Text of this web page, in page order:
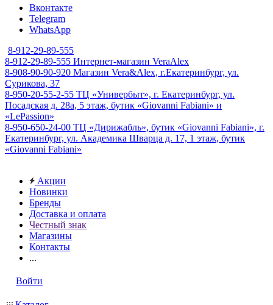
Вконтакте
Telegram
WhatsApp
8-912-29-89-555
8-912-29-89-555 Интернет-магазин VeraAlex
8-908-90-90-920 Магазин Vera&Alex, г.Екатеринбург, ул.
Сурикова, 37
8-950-20-55-2-55 ТЦ «Универбыт», г. Екатеринбург, ул.
Посадская д. 28а, 5 этаж, бутик «Giovanni Fabiani» и
«LePassion»
8-950-650-24-00 ТЦ «Дирижабль», бутик «Giovanni Fabiani», г.
Екатеринбург, ул. Академика Шварца д. 17, 1 этаж, бутик
«Giovanni Fabiani»
Акции
Новинки
Бренды
Доставка и оплата
Честный знак
Магазины
Контакты
...
Войти